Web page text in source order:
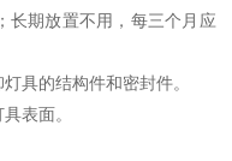
长期放置不用，每三个月应
具的结构件和密封件。
表面。